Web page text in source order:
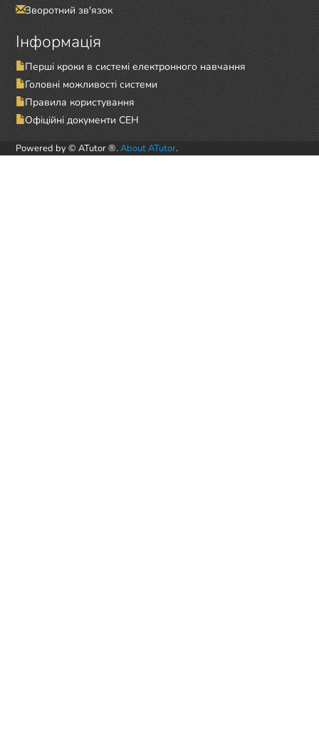
Зворотний зв'язок
Інформація
Перші кроки в системі електронного навчання
Головні можливості системи
Правила користування
Офіційні документи СЕН
Powered by © ATutor ®. About ATutor.